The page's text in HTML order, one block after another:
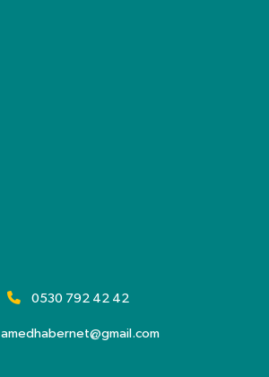
0530 792 42 42
amedhabernet@gmail.com